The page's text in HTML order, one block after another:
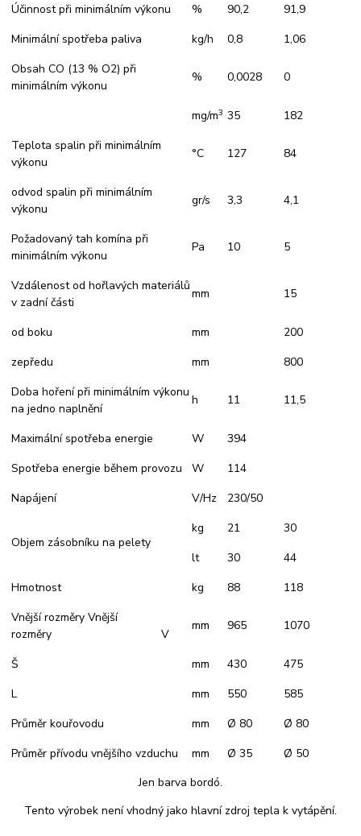
Účinnost při minimálním výkonu
% 90,2
91,9
Minimální spotřeba paliva
kg/h 0,8
1,06
Obsah CO (13 % O2) při
minimálním výkonu
% 0,0028 0
mg/m3 35
182
Teplota spalin při minimálním
výkonu
°C 127 84
odvod spalin při minimálním
výkonu
gr/s 3,3 4,1
Požadovaný tah komína při
minimálním výkonu
Pa 10 5
Vzdálenost od hořlavých materiálů
v zadní části
mm 15
od boku mm
200
zepředu
mm
800
Doba hoření při minimálním výkonu
na jedno naplnění
h 11 11,5
Maximální spotřeba energie W
394
Spotřeba energie během provozu
W
114
Napájení
V/Hz 230/50
Objem zásobníku na pelety
kg 21
30
lt
30
44
Hmotnost
kg 88
118
Vnější rozměry Vnější
rozměry V
mm 965 1070
Š mm 430
475
L
mm 550
585
Průměr kouřovodu
mm Ø 80
Ø 80
Průměr přívodu vnějšího vzduchu
mm Ø 35
Ø 50
Jen barva bordó.
Tento výrobek není vhodný jako hlavní zdroj tepla k vytápění.